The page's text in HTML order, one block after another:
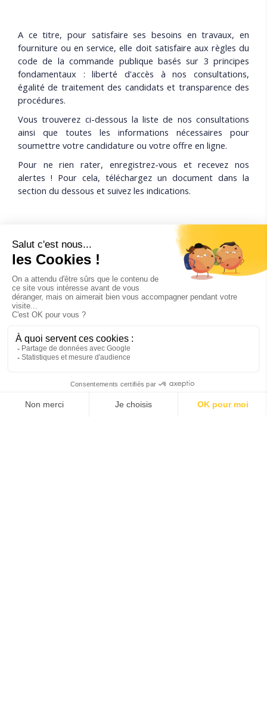
A ce titre, pour satisfaire ses besoins en travaux, en
fourniture ou en service, elle doit satisfaire aux règles du
code de la commande publique basés sur 3 principes
fondamentaux : liberté d'accès à nos consultations,
égalité de traitement des candidats et transparence des
procédures.
Vous trouverez ci-dessous la liste de nos consultations
ainsi que toutes les informations nécessaires pour
soumettre votre candidature ou votre offre en ligne.
Pour ne rien rater, enregistrez-vous et recevez nos
alertes ! Pour cela, téléchargez un document dans la
section du dessous et suivez les indications.
SPLAR.E-MARCHESPUBLICS.COM
Rejoignez-nous sur ...